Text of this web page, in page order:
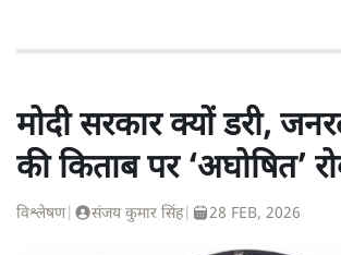
मोदी सरकार क्यों डरी,
की किताब पर ‘अघोषित’
विश्लेषण| संजय कुमार सिंह| 28 FEB, 2026